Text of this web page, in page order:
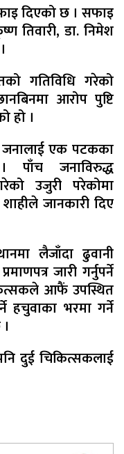
दिएको छ । सफाइ
तिवारी, डा. निमेश
गतिविधि गरेको
आरोप पुष्टि
हो ।
८ जनालाई एक पटकका
जनाविरुद्ध
उजुरी परेकोमा
जानकारी दिए
लैजाँदा ढुवानी
जारी गर्नुपर्ने
आफैं उपस्थित
हचुवाका भरमा गर्ने
दुई चिकित्सकलाई